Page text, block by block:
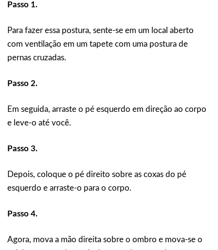
Passo 1.
Para fazer essa postura, sente-se em um local aberto
com ventilação em um tapete com uma postura de
pernas cruzadas.
Passo 2.
Em seguida, arraste o pé esquerdo em direção ao corpo
e leve-o até você.
Passo 3.
Depois, coloque o pé direito sobre as coxas do pé
esquerdo e arraste-o para o corpo.
Passo 4.
Agora, mova a mão direita sobre o ombro e mova-se o